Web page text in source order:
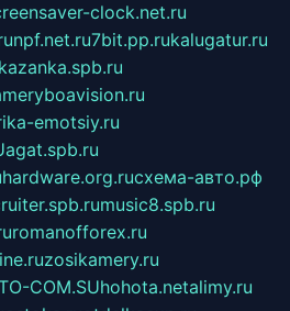
clock.net.ru
npf.net.ru7bit.pp.rukalugatur.ru
kazanka.spb.ru
emotsiy.ru
agat.spb.ru
hardware.org.ruсхема-авто.рф
music8.spb.ru
romanofforex.ru
zosikamery.ru
COM.SUhohota.netalimy.ru